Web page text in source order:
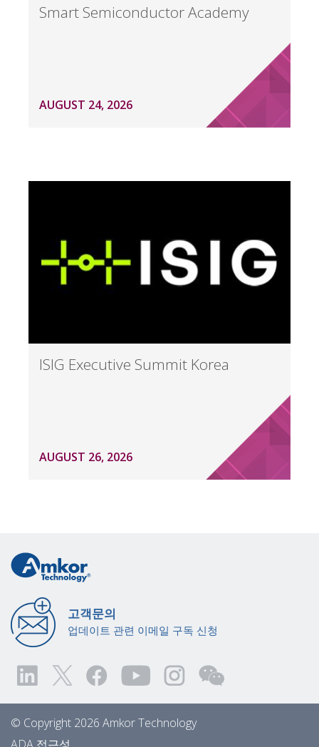
Smart Semiconductor Academy
AUGUST 24, 2026
ISIG Executive Summit Korea
AUGUST 26, 2026
고객문의
업데이트 관련 이메일 구독 신청
© Copyright 2026 Amkor Technology